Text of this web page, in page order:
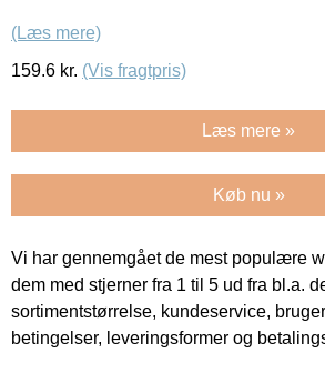
(Læs mere)
159.6 kr. (Vis fragtpris)
Læs mere »
Køb nu »
Vi har gennemgået de mest populære
dem med stjerner fra 1 til 5 ud fra bl.a.
sortimentstørrelse, kundeservice,
betingelser, leveringsformer og